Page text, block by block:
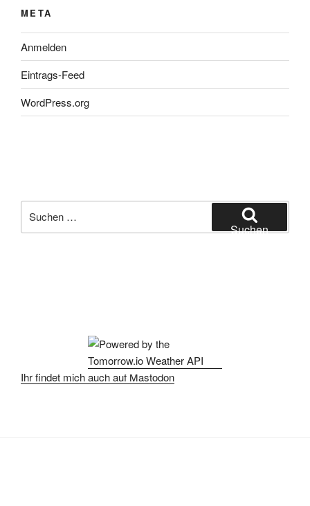
META
Anmelden
Eintrags-Feed
WordPress.org
nach:
Suchen
Ihr findet mich auch auf Mastodon